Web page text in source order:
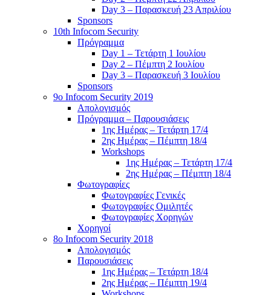
Day 3 – Παρασκευή 23 Απριλίου
Sponsors
10th Infocom Security
Πρόγραμμα
Day 1 – Τετάρτη 1 Ιουλίου
Day 2 – Πέμπτη 2 Ιουλίου
Day 3 – Παρασκευή 3 Ιουλίου
Sponsors
9ο Infocom Security 2019
Απολογισμός
Πρόγραμμα – Παρουσιάσεις
1ης Ημέρας – Τετάρτη 17/4
2ης Ημέρας – Πέμπτη 18/4
Workshops
1ης Ημέρας – Τετάρτη 17/4
2ης Ημέρας – Πέμπτη 18/4
Φωτογραφίες
Φωτογραφίες Γενικές
Φωτογραφίες Ομιλητές
Φωτογραφίες Χορηγών
Χορηγοί
8ο Infocom Security 2018
Απολογισμός
Παρουσιάσεις
1ης Ημέρας – Τετάρτη 18/4
2ης Ημέρας – Πέμπτη 19/4